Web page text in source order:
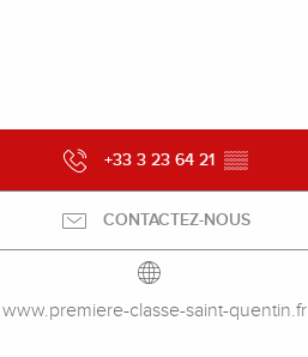
+33 3 23 64 21 ▒▒
CONTACTEZ-NOUS
www.premiere-classe-saint-quentin.fr